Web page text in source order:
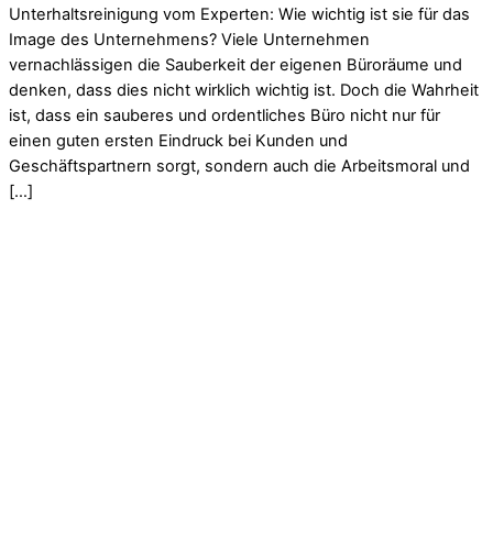
Unterhaltsreinigung vom Experten: Wie wichtig ist sie für das
Image des Unternehmens? Viele Unternehmen
vernachlässigen die Sauberkeit der eigenen Büroräume und
denken, dass dies nicht wirklich wichtig ist. Doch die Wahrheit
ist, dass ein sauberes und ordentliches Büro nicht nur für
einen guten ersten Eindruck bei Kunden und
Geschäftspartnern sorgt, sondern auch die Arbeitsmoral und
[…]